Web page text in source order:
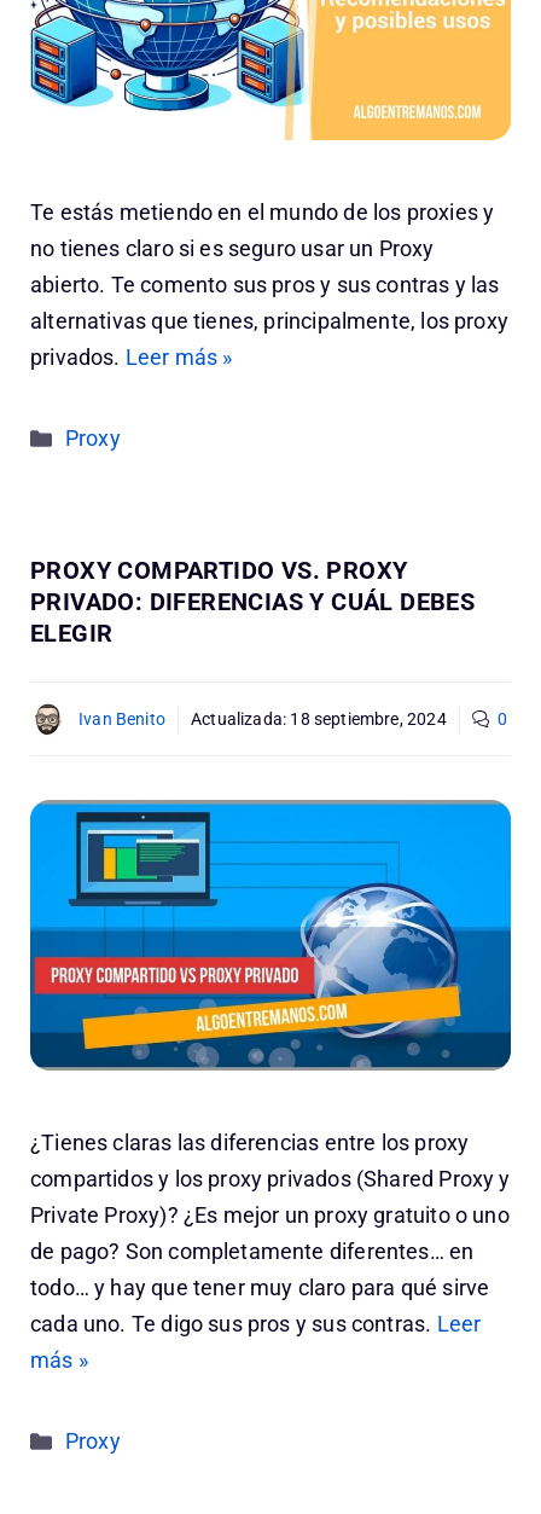
Te estás metiendo en el mundo de los proxies y
no tienes claro si es seguro usar un Proxy
abierto. Te comento sus pros y sus contras y las
alternativas que tienes, principalmente, los proxy
privados. Leer más »
Categorías
Proxy
PROXY COMPARTIDO VS. PROXY
PRIVADO: DIFERENCIAS Y CUÁL DEBES
ELEGIR
Ivan Benito Actualizada: 18 septiembre, 2024 0
¿Tienes claras las diferencias entre los proxy
compartidos y los proxy privados (Shared Proxy y
Private Proxy)? ¿Es mejor un proxy gratuito o uno
de pago? Son completamente diferentes… en
todo… y hay que tener muy claro para qué sirve
cada uno. Te digo sus pros y sus contras. Leer
más »
Categorías
Proxy